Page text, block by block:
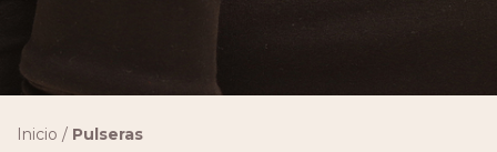
Inicio / Pulseras